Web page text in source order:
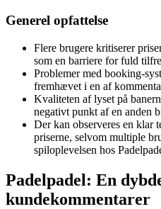
Generel opfattelse
Flere brugere kritiserer
som en barriere for fuld
Problemer med booking-
fremhævet i en af
Kvaliteten af lyset på
negativt punkt af en anden
Der kan observeres en klar
priserne, selvom multiple
spiloplevelsen hos
Padelpadel: En
kundekommentarer